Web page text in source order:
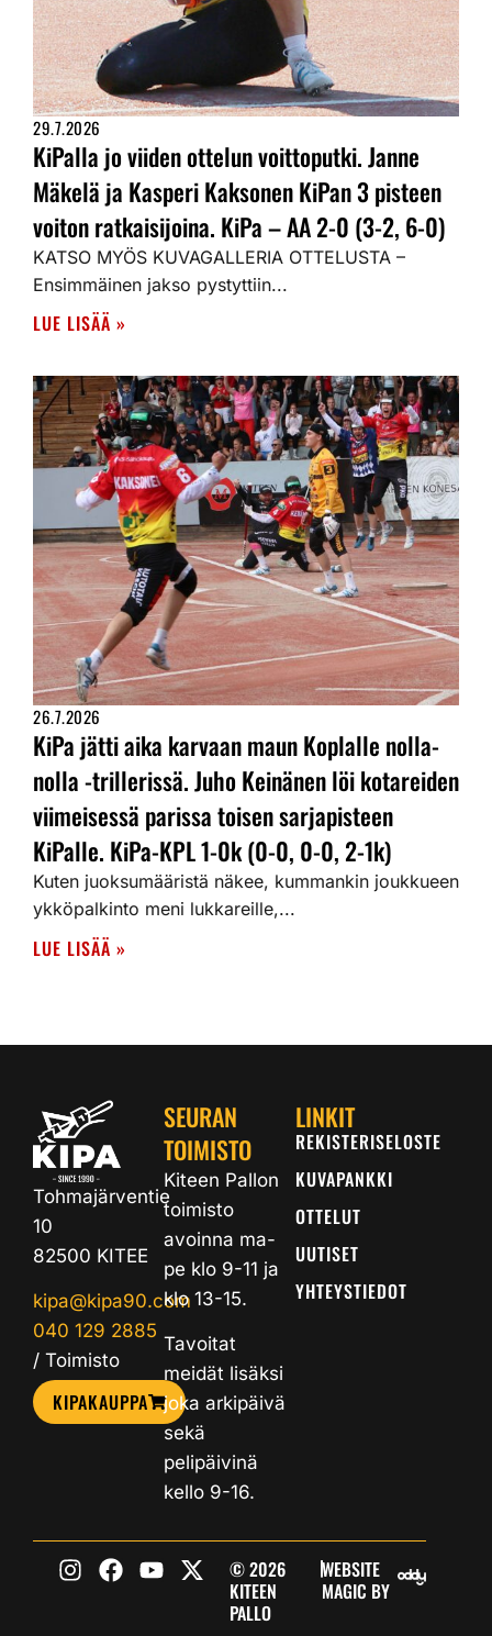
29.7.2026
KiPalla jo viiden ottelun voittoputki. Janne
Mäkelä ja Kasperi Kaksonen KiPan 3 pisteen
voiton ratkaisijoina. KiPa – AA 2-0 (3-2, 6-0)
KATSO MYÖS KUVAGALLERIA OTTELUSTA –
Ensimmäinen jakso pystyttiin...
LUE LISÄÄ »
26.7.2026
KiPa jätti aika karvaan maun Koplalle nolla-
nolla -trillerissä. Juho Keinänen löi kotareiden
viimeisessä parissa toisen sarjapisteen
KiPalle. KiPa-KPL 1-0k (0-0, 0-0, 2-1k)
Kuten juoksumääristä näkee, kummankin joukkueen
ykköpalkinto meni lukkareille,...
LUE LISÄÄ »
Tohmajärventie
10
82500 KITEE
kipa@kipa90.com
040 129 2885
/ Toimisto
KIPAKAUPPA
SEURAN
TOIMISTO
Kiteen Pallon
toimisto
avoinna ma-
pe klo 9-11 ja
klo 13-15.
Tavoitat
meidät lisäksi
joka arkipäivä
sekä
pelipäivinä
kello 9-16.
LINKIT
REKISTERISELOSTE
KUVAPANKKI
OTTELUT
UUTISET
YHTEYSTIEDOT
© 2026
KITEEN
PALLO
|WEBSITE
MAGIC BY